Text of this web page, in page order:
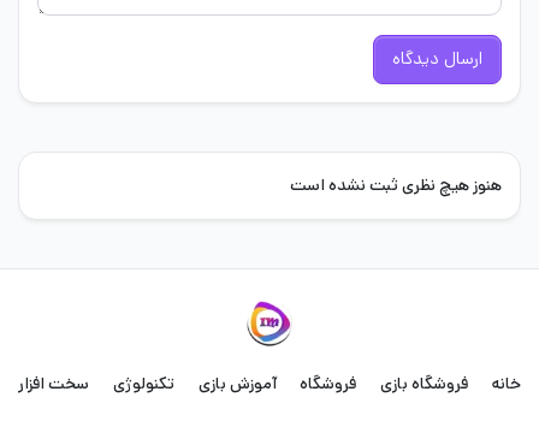
ارسال دیدگاه
هنوز هیچ نظری ثبت نشده است
خانه فروشگاه بازی فروشگاه آموزش بازی تکنولوژی سخت افزار